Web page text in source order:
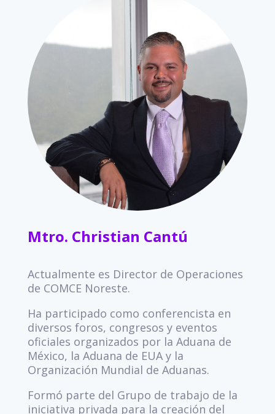
Mtro. Christian Cantú
Actualmente es Director de Operaciones
de COMCE Noreste.
Ha participado como conferencista en
diversos foros, congresos y eventos
oficiales organizados por la Aduana de
México, la Aduana de EUA y la
Organización Mundial de Aduanas.
Formó parte del Grupo de trabajo de la
iniciativa privada para la creación del